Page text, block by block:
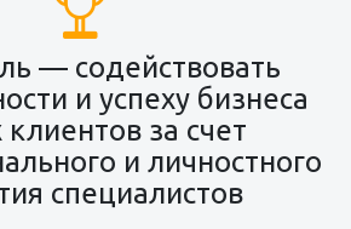
— содействовать
и успеху бизнеса
за счет
и личностного
специалистов